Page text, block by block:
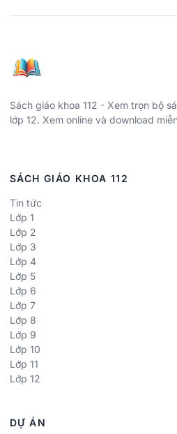
Sách giáo khoa 112 - Xem trọn bộ
lớp 12. Xem online và download
SÁCH GIÁO KHOA 112
Tin tức
Lớp 1
Lớp 2
Lớp 3
Lớp 4
Lớp 5
Lớp 6
Lớp 7
Lớp 8
Lớp 9
Lớp 10
Lớp 11
Lớp 12
DỰ ÁN